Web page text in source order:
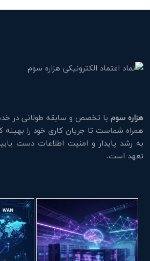
هزاره سوم با تخصص و سابقه طولانی در
همراه شماست تا جریان کاری خود را بهینه
به رشد پایدار و امنیت اطلاعات دست
تعهد است.